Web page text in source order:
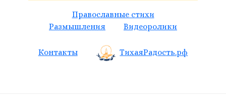
Православные стихи
Размышления
Видеоролики
Контакты ТихаяРадость.рф